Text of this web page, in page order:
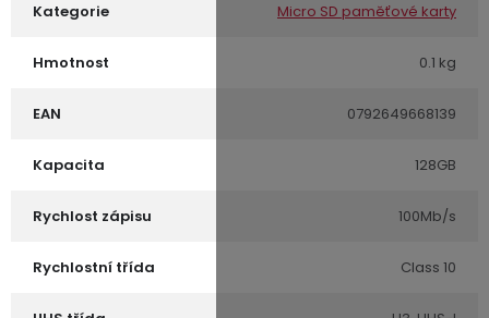
Kategorie Micro SD paměťové karty
Hmotnost 0.1 kg
EAN 0792649668139
Kapacita 128GB
Rychlost zápisu 100Mb/s
Rychlostní třída Class 10